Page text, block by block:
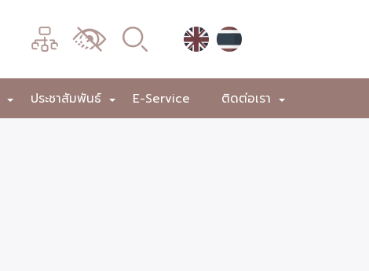
เมนู
เปลี่ยน
ผล
+ +
ประชาสัมพันธ์ E-Service +
ติดต่อเรา